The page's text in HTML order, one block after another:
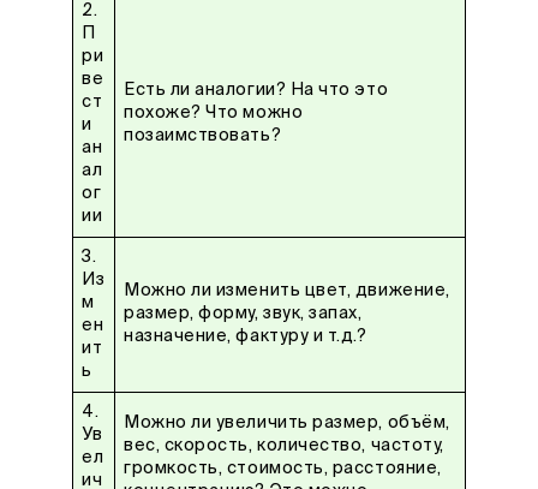
2.
П
ри
ве
ст
и
ан
ал
ог
ии
Есть ли аналогии? На что это
похоже? Что можно
позаимствовать?
3.
Из
м
ен
ит
ь
Можно ли изменить цвет, движение,
размер, форму, звук, запах,
назначение, фактуру и т.д.?
4.
Ув
ел
ич
Можно ли увеличить размер, объём,
вес, скорость, количество, частоту,
громкость, стоимость, расстояние,